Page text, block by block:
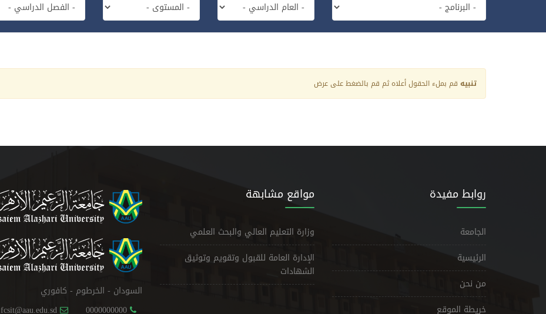
تنبيه قم بملء الحقول أعلاه ثم قم بالضغط على عرض
روابط مفيدة
الجامعة
الرئيسية
من نحن
خريطة الموقع
مواقع مشابهة
وزارة التعليم العالي والبحث العلمي
الإدارة العامة للقبول وتقويم وتوثيق
الشهادات
السودان - الخرطوم - كافوري
0000000000
fcsit@aau.edu.sd